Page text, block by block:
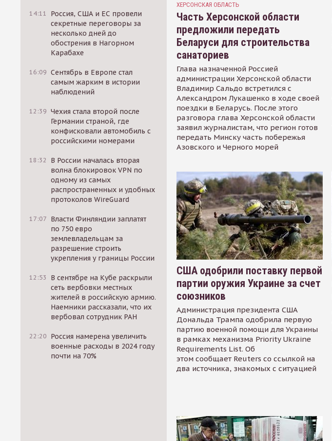
14:11
Россия, США и ЕС провели
секретные переговоры за
несколько дней до
обострения в Нагорном
Карабахе
16:09 Сентябрь в Европе стал
самым жарким в истории
наблюдений
12:39 Чехия стала второй после
Германии страной, где
конфисковали автомобиль с
российскими номерами
18:32
В России началась вторая
волна блокировок VPN по
одному из самых
распространенных и удобных
протоколов WireGuard
17:07 Власти Финляндии заплатят
по 750 евро
землевладельцам за
разрешение строить
укрепления у границы России
12:53
В сентябре на Кубе раскрыли
сеть вербовки местных
жителей в российскую армию.
Наемники рассказали, что их
вербовал сотрудник РАН
22:20 Россия намерена увеличить
военные расходы в 2024 году
почти на 70%
ХЕРСОНСКАЯ ОБЛАСТЬ
Часть Херсонской области
предложили передать
Беларуси для строительства
санаториев
Глава назначенной Россией
администрации Херсонской области
Владимир Сальдо встретился с
Александром Лукашенко в ходе своей
поездки в Беларусь. После этого
разговора глава Херсонской области
заявил журналистам, что регион готов
передать Минску часть побережья
Азовского и Черного морей
США одобрили поставку первой
партии оружия Украине за счет
союзников
Администрация президента США
Дональда Трампа одобрила первую
партию военной помощи для Украины
в рамках механизма Priority Ukraine
Requirements List. Об
этом сообщает Reuters со ссылкой на
два источника, знакомых с ситуацией